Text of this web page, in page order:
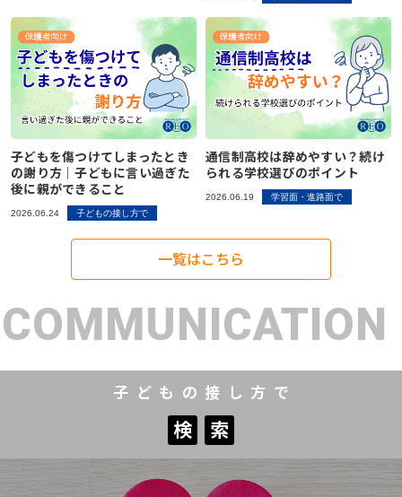
子どもを傷つけてしまったとき
の謝り方｜子どもに言い過ぎた
後に親ができること
2026.06.24 子どもの接し方で
通信制高校は辞めやすい？続け
られる学校選びのポイント
2026.06.19 学習面・進路面で
一覧はこちら
子どもの接し方で
検 索
検 索
COMMUNICATION